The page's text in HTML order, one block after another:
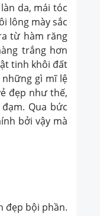
da, mái tóc
lông mày sắc
từ hàm răng
trắng hơn
tinh khôi đất
gì mĩ lệ
đẹp như thế,
Qua bức
bởi vậy mà
đẹp bội phần.